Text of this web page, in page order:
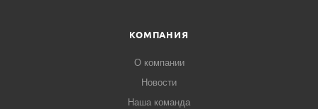
Позвоните нашему менеджеру
консультацию, он сформирует счет, который можно
КОМПАНИЯ
О компании
Новости
Наша команда